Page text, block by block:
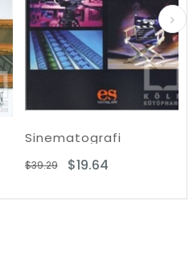
Sinematografi
$19.64
$39.29